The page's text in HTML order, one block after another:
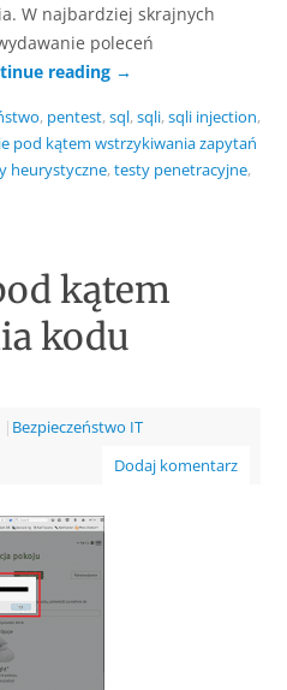
W najbardziej skrajnych
poleceń
reading →
, pentest,sql,sqli,sqli injection,
pod kątem wstrzykiwania zapytań
heurystyczne,testy penetracyjne,
kątem
kodu
| Bezpieczeństwo IT
Dodaj komentarz